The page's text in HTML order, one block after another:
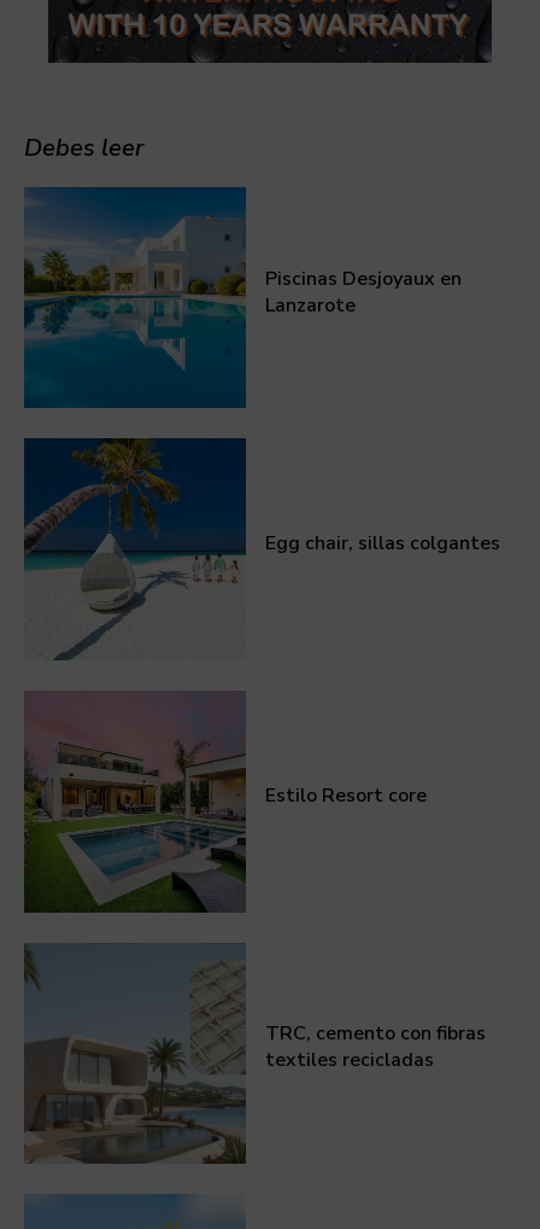
Debes leer
Piscinas Desjoyaux en
Lanzarote
Egg chair, sillas colgantes
Estilo Resort core
TRC, cemento con fibras
textiles recicladas